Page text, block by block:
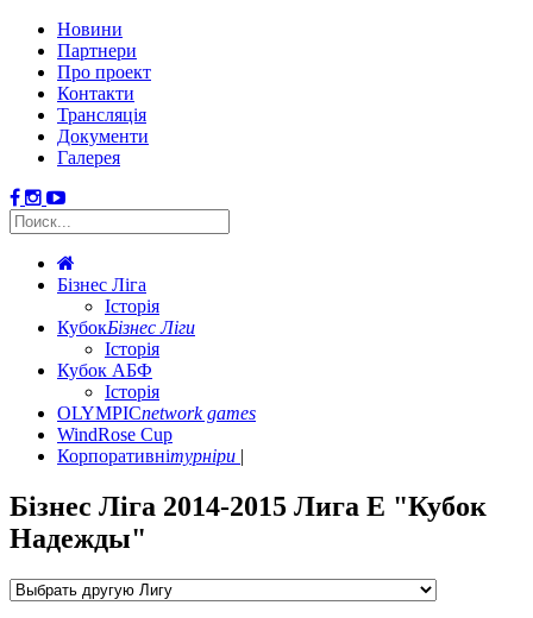
Новини
Партнери
Про проект
Контакти
Трансляція
Документи
Галерея
Бізнес Ліга
Історія
КубокБізнес Ліги
Історія
Кубок АБФ
Історія
OLYMPICnetwork games
WindRose Cup
Корпоративнітурніри
Бізнес Ліга 2014-2015 Лига Е "Кубок
Надежды"